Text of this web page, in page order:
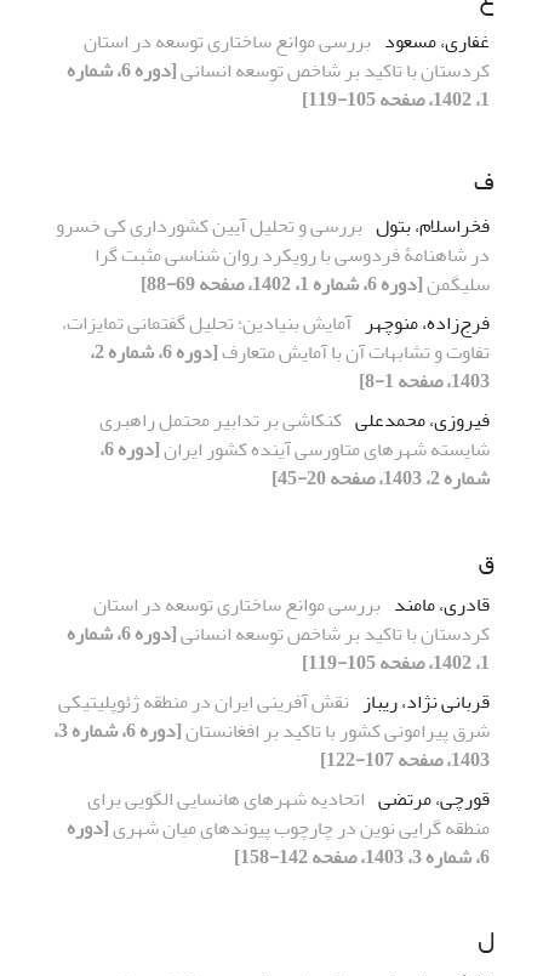
غفاری، مسعود بررسی موانع ساختاری توسعه در استان
کردستان با تاکید بر شاخص توسعه انسانی
[دوره 6، شماره
1، 1402، صفحه 105-119]
ف
فخراسلام، بتول بررسی و تحلیل آیین کشورداری کی خسرو
در شاهنامۀ فردوسی با رویکرد روان شناسی مثبت گرا
سلیگمن[دوره 6، شماره 1، 1402، صفحه 69-88]
فرج‌زاده، منوچهر آمایش بنیادین؛ تحلیل گفتمانی تمایزات،
تفاوت و تشابهات آن با آمایش متعارف
[دوره 6، شماره 2،
1403، صفحه 1-8]
فیروزی، محمدعلی کنکاشی بر تدابیر محتمل راهبری
شایسته شهرهای متاورسی آینده کشور ایران
[دوره 6،
شماره 2، 1403، صفحه 20-45]
ق
قادری، مامند بررسی موانع ساختاری توسعه در استان
کردستان با تاکید بر شاخص توسعه انسانی
[دوره 6، شماره
1، 1402، صفحه 105-119]
قربانی نژاد، ریباز نقش آفرینی ایران در منطقه ژئوپلیتیکی
شرق پیرامونی کشور با تاکید بر افغانستان
[دوره 6، شماره 3،
1403، صفحه 107-122]
قورچی، مرتضی اتحادیه شهرهای هانسایی الگویی برای
منطقه گرایی نوین در چارچوب پیوندهای میان شهری[دوره
6، شماره 3، 1403، صفحه 142-158]
ل